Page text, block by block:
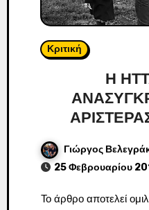
Κριτική
Η
Γιώργος
25 Φεβρουαρίου
Το άρθρο αποτελεί ομιλία του Γιώργου Βελεγράκη